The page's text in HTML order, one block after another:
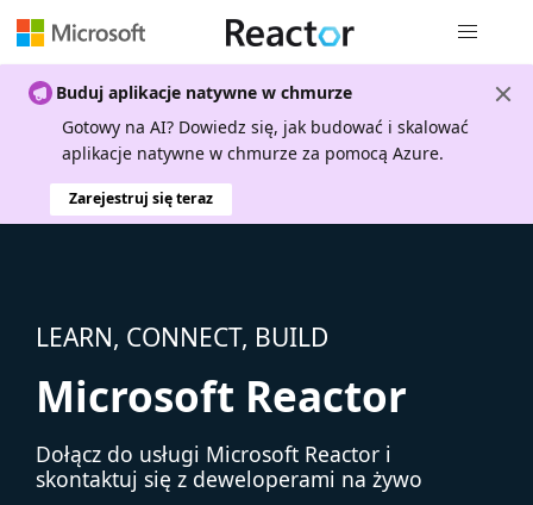
Buduj aplikacje natywne w chmurze
Gotowy na AI? Dowiedz się, jak budować i skalować
aplikacje natywne w chmurze za pomocą Azure.
Zarejestruj się teraz
LEARN, CONNECT, BUILD
Microsoft Reactor
Dołącz do usługi Microsoft Reactor i
skontaktuj się z deweloperami na żywo